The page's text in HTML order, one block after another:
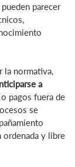
parecer
la normativa,
a
pagos fuera de
se
ordenada y libre